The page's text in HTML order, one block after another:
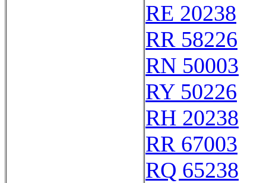
RE 20238
RR 58226
RN 50003
RY 50226
RH 20238
RR 67003
RQ 65238